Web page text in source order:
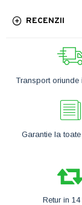
Transport oriunde
Garantie la
Retur in
RECENZII